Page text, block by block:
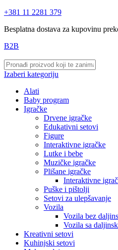
+381 11 2281 379
Besplatna dostava za kupovinu
B2B
Izaberi kategoriju
Alati
Baby program
Igračke
Drvene igračke
Edukativni setovi
Figure
Interaktivne igračke
Lutke i bebe
Muzičke igračke
Plišane igračke
Interaktivne
Puške i pištolji
Setovi za ulepšavanje
Vozila
Vozila bez
Vozila sa
Kreativni setovi
Kuhinjski setovi